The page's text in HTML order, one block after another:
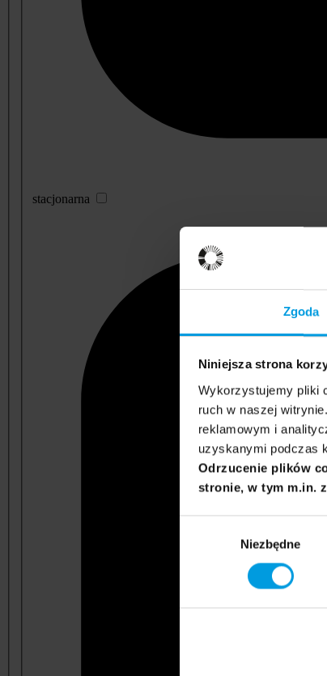
Zgoda
Niniejsza strona
Wykorzystujemy pliki
ruch w naszej
reklamowym i
uzyskanymi podczas
Odrzucenie plików
stronie, w tym m.in.
Niezbędne
stacjonarna